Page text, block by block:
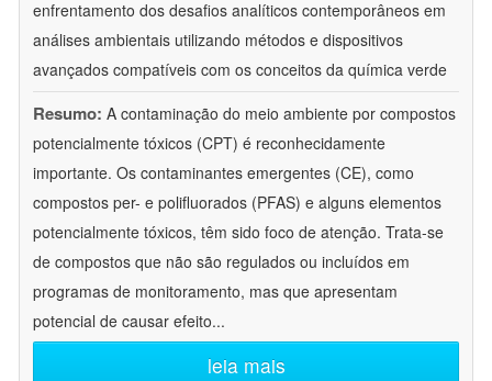
enfrentamento dos desafios analíticos contemporâneos em
análises ambientais utilizando métodos e dispositivos
avançados compatíveis com os conceitos da química verde
Resumo: A contaminação do meio ambiente por compostos
potencialmente tóxicos (CPT) é reconhecidamente
importante. Os contaminantes emergentes (CE), como
compostos per- e polifluorados (PFAS) e alguns elementos
potencialmente tóxicos, têm sido foco de atenção. Trata-se
de compostos que não são regulados ou incluídos em
programas de monitoramento, mas que apresentam
potencial de causar efeito...
leia mais